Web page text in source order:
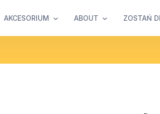
AKCESORIUM ABOUT ZOSTAŃ